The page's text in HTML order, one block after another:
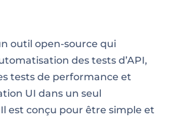
outil open-source qui
des tests d’API,
tests de performance et
UI dans un seul
est conçu pour être simple et